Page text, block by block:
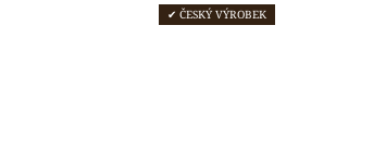
✔ ČESKÝ VÝROBEK